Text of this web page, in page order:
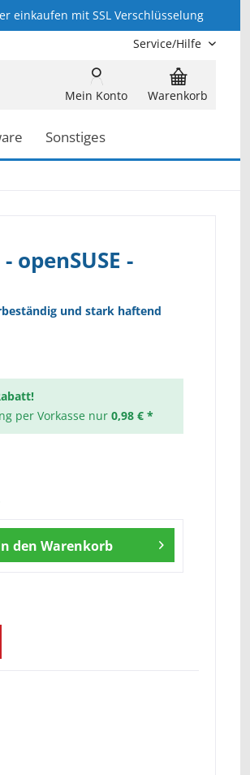
einkaufen mit SSL Verschlüsselung
Service/Hilfe
Warenkorb
Mein Konto
Sonstiges
openSUSE -
und stark haftend
per Vorkasse nur 0,98 € *
den Warenkorb